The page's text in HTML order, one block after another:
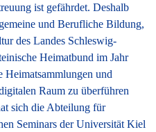
ist gefährdet. Deshalb
und Berufliche Bildung,
des Landes Schleswig-
Heimatbund im Jahr
und
Raum zu überführen
sich die Abteilung für
Seminars der Universität Kiel